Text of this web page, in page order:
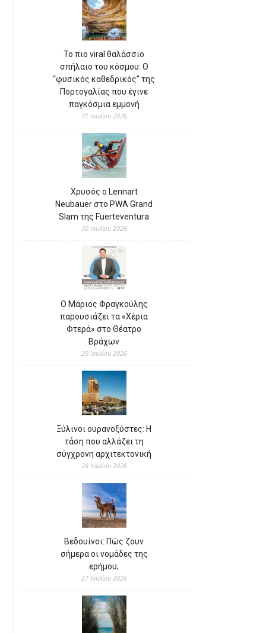
Το πιο viral θαλάσσιο
σπήλαιο του κόσμου: Ο
“φυσικός καθεδρικός” της
Πορτογαλίας που έγινε
παγκόσμια εμμονή
31 Ιουλίου 2026
Χρυσός ο Lennart
Neubauer στο PWA Grand
Slam της Fuerteventura
30 Ιουλίου 2026
Ο Μάριος Φραγκούλης
παρουσιάζει τα «Χέρια
Φτερά» στο Θέατρο
Βράχων
29 Ιουλίου 2026
Ξύλινοι ουρανοξύστες: Η
τάση που αλλάζει τη
σύγχρονη αρχιτεκτονική
28 Ιουλίου 2026
Βεδουίνοι: Πώς ζουν
σήμερα οι νομάδες της
ερήμου;
27 Ιουλίου 2026